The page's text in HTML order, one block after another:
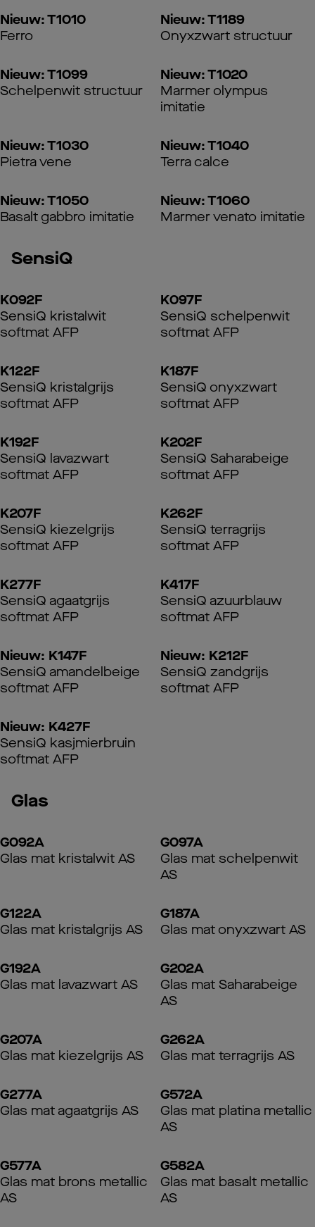
Nieuw: T1010
Ferro
Nieuw: T1189
Onyxzwart structuur
Nieuw: T1099
Schelpenwit structuur
Nieuw: T1020
Marmer olympus
imitatie
Nieuw: T1030
Pietra vene
Nieuw: T1040
Terra calce
Nieuw: T1050
Basalt gabbro imitatie
Nieuw: T1060
Marmer venato imitatie
SensiQ
K092F
SensiQ kristalwit
softmat AFP
K097F
SensiQ schelpenwit
softmat AFP
K122F
SensiQ kristalgrijs
softmat AFP
K187F
SensiQ onyxzwart
softmat AFP
K192F
SensiQ lavazwart
softmat AFP
K202F
SensiQ Saharabeige
softmat AFP
K207F
SensiQ kiezelgrijs
softmat AFP
K262F
SensiQ terragrijs
softmat AFP
K277F
SensiQ agaatgrijs
softmat AFP
K417F
SensiQ azuurblauw
softmat AFP
Nieuw: K147F
SensiQ amandelbeige
softmat AFP
Nieuw: K212F
SensiQ zandgrijs
softmat AFP
Nieuw: K427F
SensiQ kasjmierbruin
softmat AFP
Glas
G092A
Glas mat kristalwit AS
G097A
Glas mat schelpenwit
AS
G122A
Glas mat kristalgrijs AS
G187A
Glas mat onyxzwart AS
G192A
Glas mat lavazwart AS
G202A
Glas mat Saharabeige
AS
G207A
Glas mat kiezelgrijs AS
G262A
Glas mat terragrijs AS
G277A
Glas mat agaatgrijs AS
G572A
Glas mat platina metallic
AS
G577A
Glas mat brons metallic
AS
G582A
Glas mat basalt metallic
AS